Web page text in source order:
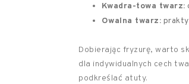
Kwadra-towa twarz:
Owalna twarz:
Dobierając fryzurę, warto
dla indywidualnych cech
podkreślać atuty.